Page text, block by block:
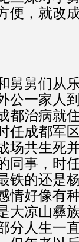
便，就改
舅舅们从
公一家人
都治病就
任成都军
场共生死
同事，时
铁的还是
情好像有
大凉山彝
分人生一